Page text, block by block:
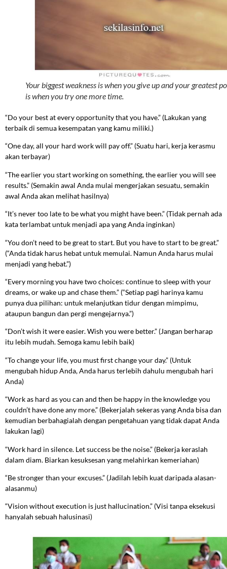
Your biggest weakness is when you give up and your greatest
is when you try one more time.
“Do your best at every opportunity that you have.” (Lakukan yang
terbaik di semua kesempatan yang kamu miliki.)
“One day, all your hard work will pay off.” (Suatu hari, kerja kerasmu
akan terbayar)
“The earlier you start working on something, the earlier you will see
results.” (Semakin awal Anda mulai mengerjakan sesuatu, semakin
awal Anda akan melihat hasilnya)
“It’s never too late to be what you might have been.” (Tidak pernah ada
kata terlambat untuk menjadi apa yang Anda inginkan)
“You don’t need to be great to start. But you have to start to be great.”
(“Anda tidak harus hebat untuk memulai. Namun Anda harus mulai
menjadi yang hebat.”)
“Every morning you have two choices: continue to sleep with your
dreams, or wake up and chase them.” (“Setiap pagi harinya kamu
punya dua pilihan: untuk melanjutkan tidur dengan mimpimu,
ataupun bangun dan pergi mengejarnya.”)
“Don’t wish it were easier. Wish you were better.” (Jangan berharap
itu lebih mudah. Semoga kamu lebih baik)
“To change your life, you must first change your day.” (Untuk
mengubah hidup Anda, Anda harus terlebih dahulu mengubah hari
Anda)
“Work as hard as you can and then be happy in the knowledge you
couldn’t have done any more.” (Bekerjalah sekeras yang Anda bisa dan
kemudian berbahagialah dengan pengetahuan yang tidak dapat Anda
lakukan lagi)
“Work hard in silence. Let success be the noise.” (Bekerja keraslah
dalam diam. Biarkan kesuksesan yang melahirkan kemeriahan)
“Be stronger than your excuses.” (Jadilah lebih kuat daripada alasan-
alasanmu)
“Vision without execution is just hallucination.” (Visi tanpa eksekusi
hanyalah sebuah halusinasi)